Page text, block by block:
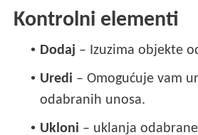
Kontrolni elementi
• Dodaj – Izuzima objekte
• Uredi – Omogućuje vam
odabranih unosa.
• Ukloni – uklanja odabrane